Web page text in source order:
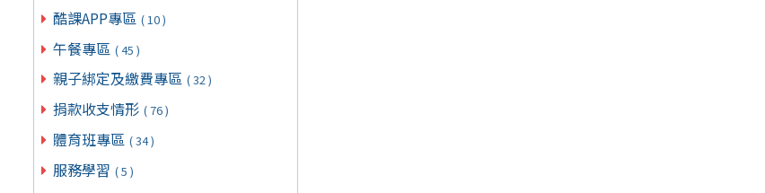
酷課APP專區 ( 10 )
午餐專區 ( 45 )
親子綁定及繳費專區 ( 32 )
捐款收支情形 ( 76 )
體育班專區 ( 34 )
服務學習 ( 5 )